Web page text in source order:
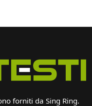
forniti da Sing Ring.